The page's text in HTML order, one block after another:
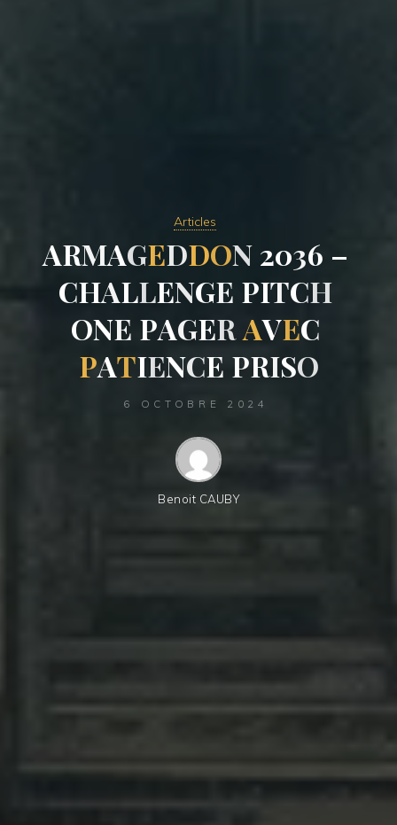
Articles
ARMAGEDDON 2036 –
CHALLENGE PITCH
ONE PAGERAVEC
PATIENCE PRISO
6 OCTOBRE 2024
Benoit CAUBY